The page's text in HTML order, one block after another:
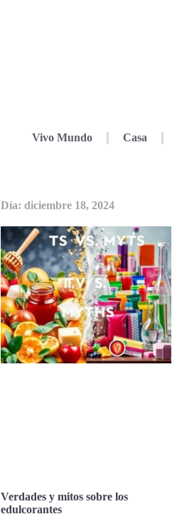
Vivo Mundo Casa
Día: diciembre 18, 2024
Verdades y mitos sobre los
edulcorantes